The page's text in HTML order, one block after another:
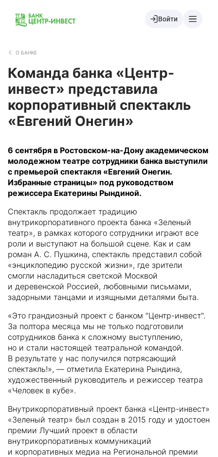
Войти
О БАНКЕ
Команда банка «Центр-
инвест» представила
корпоративный спектакль
«Евгений Онегин»
6 сентября в Ростовском-на-Дону академическом
молодежном театре сотрудники банка выступили
с премьерой спектакля «Евгений Онегин.
Избранные страницы» под руководством
режиссера Екатерины Рындиной.
Спектакль продолжает традицию
внутрикорпоративного проекта банка «Зеленый
театр», в рамках которого сотрудники играют все
роли и выступают на большой сцене. Как и сам
роман А. С. Пушкина, спектакль представил собой
«энциклопедию русской жизни», где зрители
смогли насладиться светской Москвой
и деревенской Россией, любовными письмами,
задорными танцами и изящными деталями быта.
«Это грандиозный проект с банком "Центр-инвест".
За полтора месяца мы не только подготовили
сотрудников банка к сложному выступлению,
но и стали настоящей театральной командой.
В результате у нас получился потрясающий
спектакль!», — отметила Екатерина Рындина,
художественный руководитель и режиссер театра
«Человек в кубе».
Внутрикорпоративный проект банка «Центр-инвест»
«Зеленый театр» был создан в 2015 году и удостоен
премии Лучший проект в области
внутрикорпоративных коммуникаций
и корпоративных медиа на Региональной премии